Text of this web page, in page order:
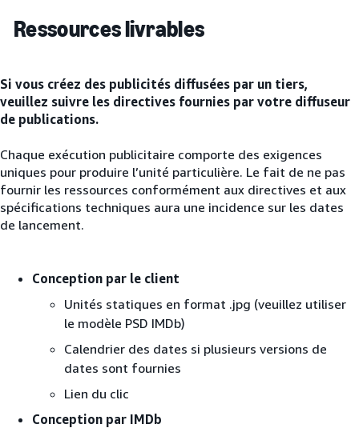
Ressources livrables
Si vous créez des publicités diffusées par un tiers,
veuillez suivre les directives fournies par votre diffuseur
de publications.
Chaque exécution publicitaire comporte des exigences
uniques pour produire l’unité particulière. Le fait de ne pas
fournir les ressources conformément aux directives et aux
spécifications techniques aura une incidence sur les dates
de lancement.
Conception par le client
Unités statiques en format .jpg (veuillez utiliser
le modèle PSD IMDb)
Calendrier des dates si plusieurs versions de
dates sont fournies
Lien du clic
Conception par IMDb